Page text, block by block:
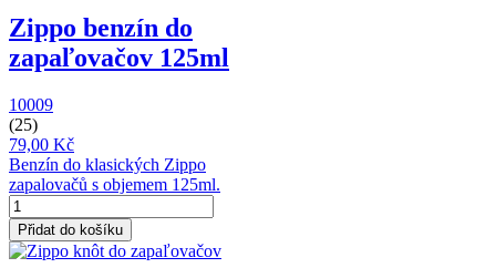
Zippo benzín do
zapaľovačov 125ml
10009
(25)
79,00 Kč
Benzín do klasických Zippo
zapalovačů s objemem 125ml.
Přidat do košíku